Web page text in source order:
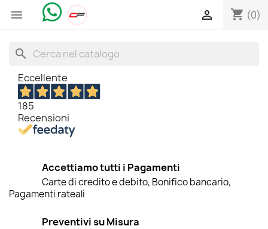
 shopping_cart (0)

search
Eccellente
185
Recensioni
Accettiamo tutti i Pagamenti
Carte di credito e debito, Bonifico bancario,
Pagamenti rateali
Preventivi su Misura